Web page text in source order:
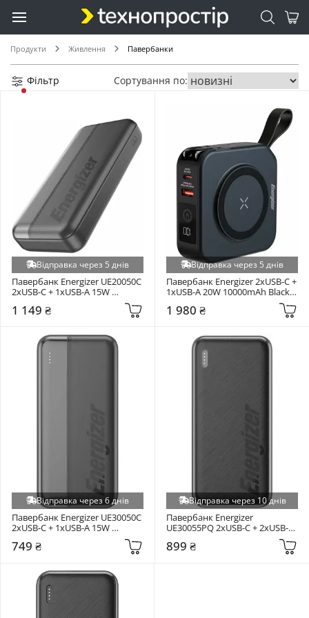
Продукти Живлення Павербанки
Фільтр Сортування по:
Відправка через 5 днів
Павербанк Energizer UE20050С
2xUSB-C + 1xUSB-A 15W
20000mAh Black (UE20050С)
1 149 ₴
Відправка через 5 днів
Павербанк Energizer 2xUSB-C +
1xUSB-A 20W 10000mAh Black
1 980 ₴
Відправка через 6 днів
Павербанк Energizer UE30050C
2xUSB-C + 1xUSB-A 15W
30000mAh Black (UE30050С)
749 ₴
Відправка через 10 днів
Павербанк Energizer
UE30055PQ 2xUSB-C + 2xUSB-A
899 ₴